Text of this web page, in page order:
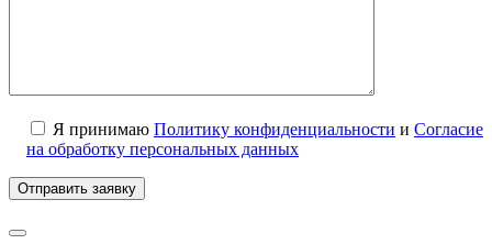
Я принимаю Политику конфиденциальности и Согласие
на обработку персональных данных